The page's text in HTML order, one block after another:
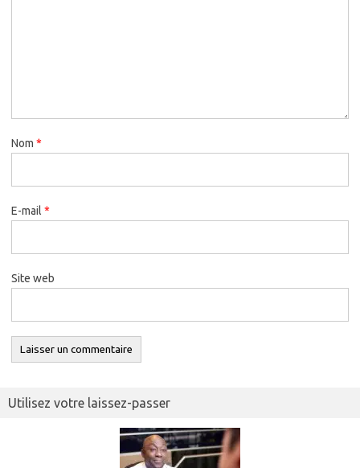
Nom *
E-mail *
Site web
Utilisez votre laissez-passer